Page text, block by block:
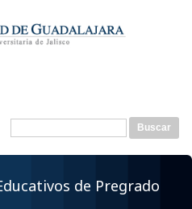
Formulario de
Buscar
de Pregrado